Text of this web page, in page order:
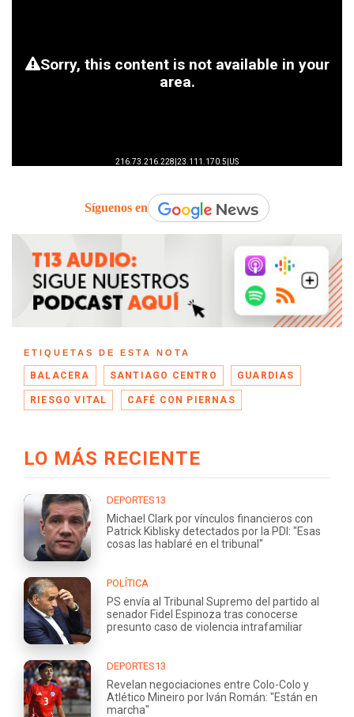
Síguenos en
ETIQUETAS DE ESTA NOTA
BALACERA SANTIAGO CENTRO GUARDIAS
RIESGO VITAL CAFÉ CON PIERNAS
LO MÁS RECIENTE
DEPORTES13
Michael Clark por vínculos financieros con
Patrick Kiblisky detectados por la PDI: "Esas
cosas las hablaré en el tribunal"
POLÍTICA
PS envía al Tribunal Supremo del partido al
senador Fidel Espinoza tras conocerse
presunto caso de violencia intrafamiliar
DEPORTES13
Revelan negociaciones entre Colo-Colo y
Atlético Mineiro por Iván Román: "Están en
marcha"